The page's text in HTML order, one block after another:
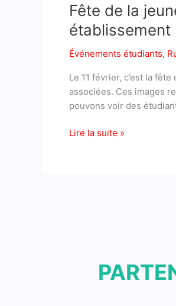
Fête de la
établissement
Événements étudiants,
Le 11 février, c’est la
associées. Ces images
pouvons voir des
la
jeunesse
:
célébration
l’esprit
d’équipe
et
la
Lire la suite »